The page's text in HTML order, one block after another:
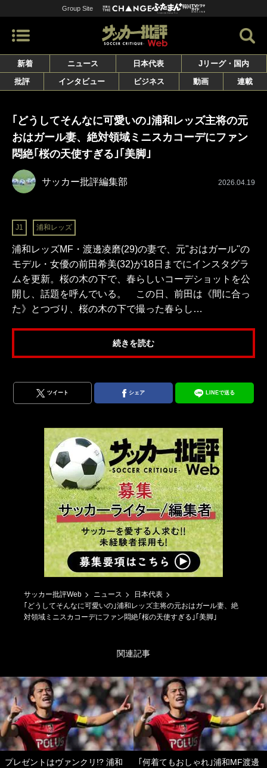
Group Site
新着 ニュース 日本代表
Jリーグ・国内
批評
インタビュー ビジネス 動画 連載
｢どうしてそんなに可愛いの｣浦和レッズ主将の元
おはガール妻、絶対領域ミニスカコーデにファン
悶絶｢桜の天使すぎる｣｢美脚｣
サッカー批評編集部 2026.04.19
J1 浦和レッズ
浦和レッズMF・渡邊凌磨(29)の妻で、元"おはガール"の
モデル・女優の前田希美(32)が18日までにインスタグラ
ムを更新。桜の木の下で、春らしいコーデショットを公
開し、話題を呼んでいる。 この日、前田は《間に合っ
た》とつづり、桜の木の下で撮った春らし…
続きを読む
ツイート シェア LINEで送る
サッカー批評Web ニュース
日本代表
｢どうしてそんなに可愛いの｣浦和レッズ主将の元おはガール妻、絶
対領域ミニスカコーデにファン悶絶｢桜の天使すぎる｣｢美脚｣
関連記事
プレゼントはヴァンクリ!? 浦和
｢何着てもおしゃれ｣浦和MF渡邊